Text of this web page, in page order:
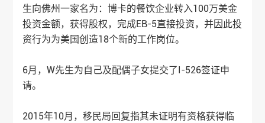
生向佛州一家名为：博卡的餐饮企业转入100万美金
投资金额，获得股权，完成EB-5直接投资，并因此投
资行为为美国创造18个新的工作岗位。
6月，W先生为自己及配偶子女提交了I-526签证申
请。
2015年10月，移民局回复指其未证明有资格获得临